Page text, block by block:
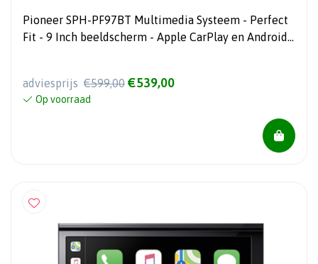
Pioneer SPH-PF97BT Multimedia Systeem - Perfect
Fit - 9 Inch beeldscherm - Apple CarPlay en Android
adviesprijs €599,00 €539,00
Op voorraad